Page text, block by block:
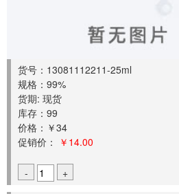
货号：13081112211-25ml
规格：99%
货期: 现货
库存：99
价格：￥34
促销价：
￥14.00
- +